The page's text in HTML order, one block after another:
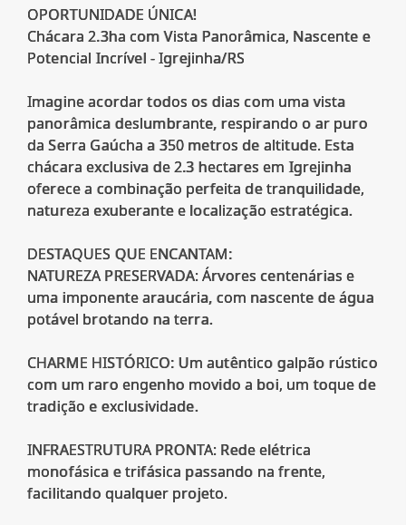
OPORTUNIDADE ÚNICA!
Chácara 2.3ha com Vista Panorâmica, Nascente e
Potencial Incrível - Igrejinha/RS
Imagine acordar todos os dias com uma vista
panorâmica deslumbrante, respirando o ar puro
da Serra Gaúcha a 350 metros de altitude. Esta
chácara exclusiva de 2.3 hectares em Igrejinha
oferece a combinação perfeita de tranquilidade,
natureza exuberante e localização estratégica.
DESTAQUES QUE ENCANTAM:
NATUREZA PRESERVADA: Árvores centenárias e
uma imponente araucária, com nascente de água
potável brotando na terra.
CHARME HISTÓRICO: Um autêntico galpão rústico
com um raro engenho movido a boi, um toque de
tradição e exclusividade.
INFRAESTRUTURA PRONTA: Rede elétrica
monofásica e trifásica passando na frente,
facilitando qualquer projeto.